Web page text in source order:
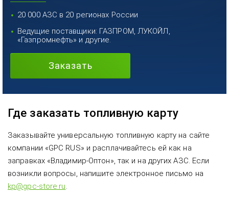
20 000 АЗС в 20 регионах России
Ведущие поставщики: ГАЗПРОМ, ЛУКОЙЛ,
«Газпромнефть» и другие.
Заказать
Где заказать топливную карту
Заказывайте универсальную топливную карту на сайте
компании «GPC RUS» и расплачивайтесь ей как на
заправках «Владимир-Оптон», так и на других АЗС. Если
возникли вопросы, напишите электронное письмо на
kp@gpc-store.ru.